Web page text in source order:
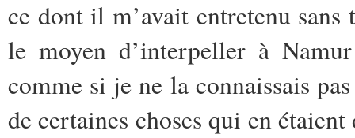
ce dont il m’avait entretenu
le moyen d’interpeller à
comme si je ne la connaissais
de certaines choses qui en